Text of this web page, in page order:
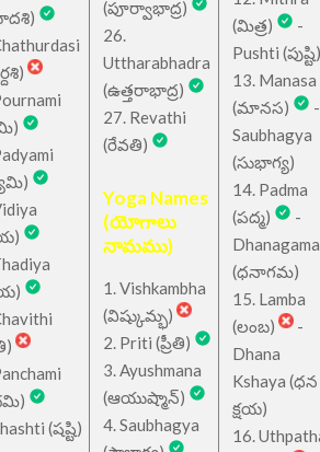
(షష్టి)
(పూర్వాభాద్ర)
26.
Uttharabhadra
(ఉత్తరాభాద్ర)
27. Revathi
(రేవతి)
Yoga Names
(యోగాలు
నామము)
1. Vishkambha
(విష్కుమ్భ)
2. Priti (ప్రీతి)
3. Ayushmana
(ఆయుష్మాన్)
4. Saubhagya
(మిత్ర)
-
Pushti (పుష్టి)
13. Manasa
(మానస)
-
Saubhagya
(సుభాగ్య)
14. Padma
(పద్మ)
-
Dhanagama
(ధనాగమ)
15. Lamba
(లంబ)
-
Dhana
Kshaya (ధన
క్షయ)
16.